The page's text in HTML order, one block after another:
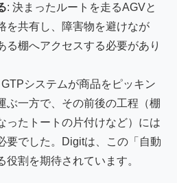
: 決まったルートを走るAGVと
を共有し、障害物を避けなが
る棚へアクセスする必要があり
GTPシステムが商品をピッキン
ぶ一方で、その前後の工程（棚
ったトートの片付けなど）には
要でした。Digitは、この「自動
役割を期待されています。